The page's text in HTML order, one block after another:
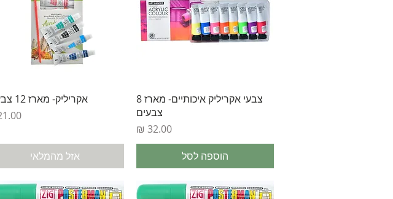
תצוגה מהירה
צבעי אקריליק איכותיים- מארז 8
צבעים
מחיר‏32.00 ‏₪
הוספה לסל
תצוגה מהירה
אקריליק- מארז 12 צבעים
מחיר
אזל מהמלאי